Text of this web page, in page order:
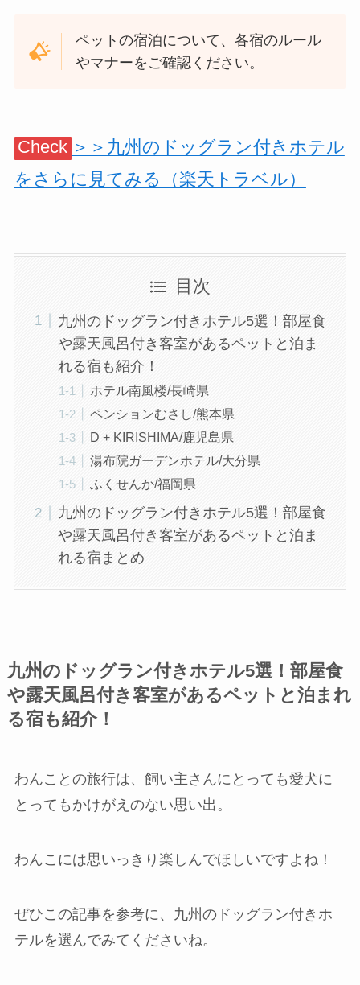
ペットの宿泊について、各宿のルール
やマナーをご確認ください。
Check ＞＞九州のドッグラン付きホテル
をさらに見てみる（楽天トラベル）
目次
九州のドッグラン付きホテル5選！部屋食
や露天風呂付き客室があるペットと泊ま
れる宿も紹介！
ホテル南風楼/長崎県
ペンションむさし/熊本県
D + KIRISHIMA/鹿児島県
湯布院ガーデンホテル/大分県
ふくせんか/福岡県
九州のドッグラン付きホテル5選！部屋食
や露天風呂付き客室があるペットと泊ま
れる宿まとめ
九州のドッグラン付きホテル5選！部屋食
や露天風呂付き客室があるペットと泊まれ
る宿も紹介！
わんことの旅行は、飼い主さんにとっても愛犬に
とってもかけがえのない思い出。
わんこには思いっきり楽しんでほしいですよね！
ぜひこの記事を参考に、九州のドッグラン付きホ
テルを選んでみてくださいね。